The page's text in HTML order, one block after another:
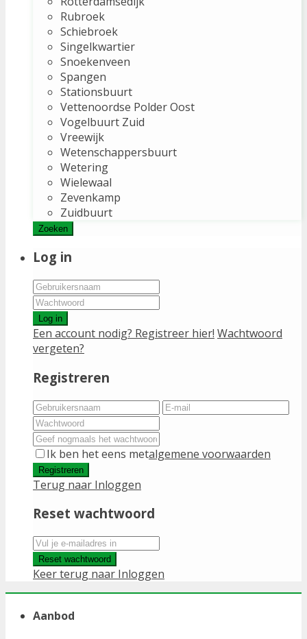
Rubroek
Schiebroek
Singelkwartier
Snoekenveen
Spangen
Stationsbuurt
Vettenoordse Polder Oost
Vogelbuurt Zuid
Vreewijk
Wetenschappersbuurt
Wetering
Wielewaal
Zevenkamp
Zuidbuurt
Zoeken
Log in
Log in
Een account nodig? Registreer hier! Wachtwoord
vergeten?
Registreren
Ik ben het eens metalgemene voorwaarden
Registreren
Terug naar Inloggen
Reset wachtwoord
Reset wachtwoord
Keer terug naar Inloggen
Aanbod